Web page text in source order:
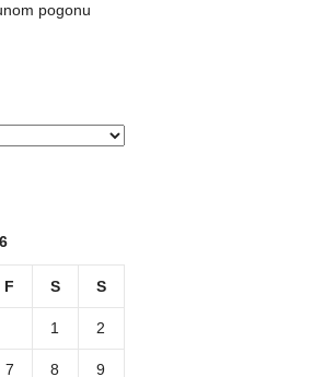
pogonu
F S S
1 2
7 8 9